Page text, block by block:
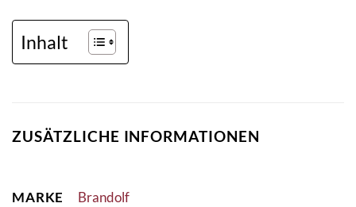
Inhalt
ZUSÄTZLICHE INFORMATIONEN
MARKE Brandolf